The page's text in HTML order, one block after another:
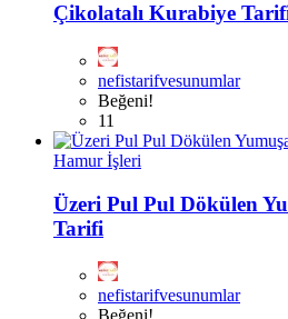
Çikolatalı Kurabiye
nefistarifvesunumlar
Beğeni!
11
Hamur İşleri
Üzeri Pul Pul Dökülen
Tarifi
nefistarifvesunumlar